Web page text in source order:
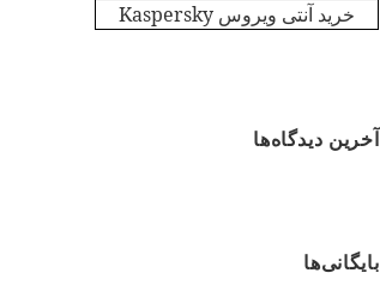
خرید آنتی ویروس Kaspersky
آخرین دیدگاه‌ها
بایگانی‌ها